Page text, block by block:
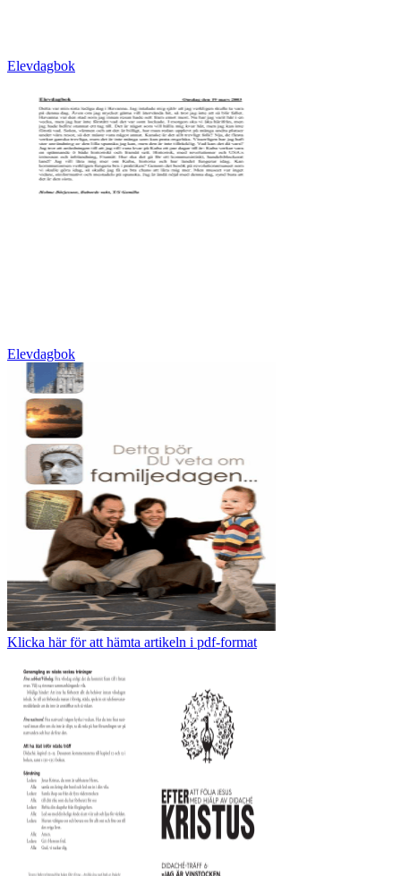
Elevdagbok
Elevdagbok
Klicka här för att hämta artikeln i pdf-format